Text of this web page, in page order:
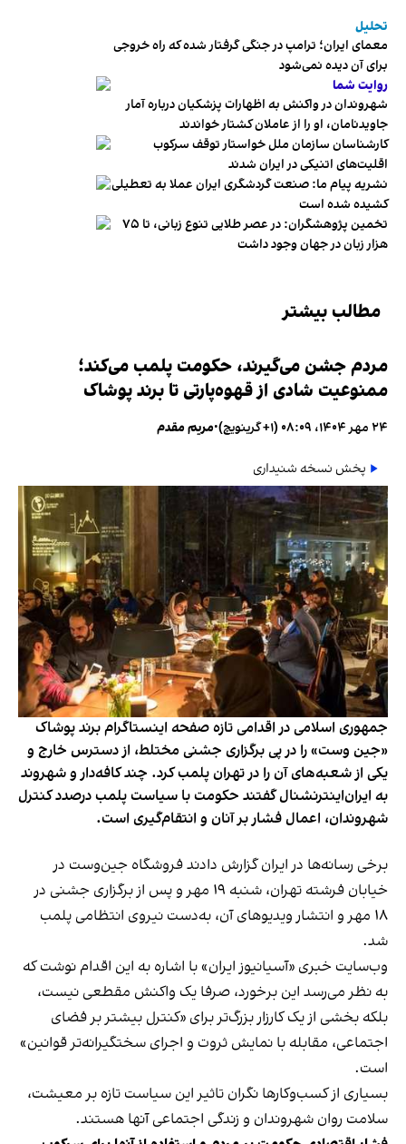
تحلیل
معمای ایران؛ ترامپ در جنگی گرفتار شده که راه خروجی
برای آن دیده نمی‌شود
روایت شما
شهروندان در واکنش به اظهارات پزشکیان درباره آمار
جاویدنامان، او را از عاملان کشتار خواندند
کارشناسان سازمان ملل خواستار توقف سرکوب
اقلیت‌های اتنیکی در ایران شدند
نشریه پیام ما: صنعت گردشگری ایران عملا به تعطیلی
کشیده شده است
تخمین پژوهشگران: در عصر طلایی تنوع زبانی، تا ۷۵
هزار زبان در جهان وجود داشت
مطالب بیشتر
مردم جشن می‌گیرند، حکومت پلمب می‌کند؛
ممنوعیت شادی از قهوه‌پارتی تا برند پوشاک
۲۴ مهر ۱۴۰۴، ۰۸:۰۹ (‎+۱ گرینویچ) •مریم مقدم
پخش نسخه شنیداری
جمهوری اسلامی در اقدامی تازه صفحه اینستاگرام برند پوشاک
«جین وست» را در پی برگزاری جشنی مختلط، از دسترس خارج و
یکی از شعبه‌های آن را در تهران پلمب کرد. چند کافه‌‌دار و شهروند
به ایران‌اینترنشنال گفتند حکومت با سیاست پلمب درصدد کنترل
شهروندان، اعمال فشار بر آنان و انتقام‌گیری است.
برخی رسانه‌ها در ایران گزارش دادند فروشگاه جین‌وست در
خیابان فرشته تهران، شنبه ۱۹ مهر و پس از برگزاری جشنی در
۱۸ مهر و انتشار ویدیوهای آن، به‌دست نیروی انتظامی پلمب
شد.
وب‌سایت خبری «آسیانیوز ایران» با اشاره به این اقدام نوشت که
به نظر می‌رسد این برخورد، صرفا یک واکنش مقطعی نیست،
بلکه بخشی از یک کارزار بزرگ‌تر برای «کنترل بیشتر بر فضای
اجتماعی، مقابله با نمایش ثروت و اجرای سختگیرانه‌تر قوانین»
است.
بسیاری از کسب‌وکارها نگران تاثیر این سیاست‌ تازه بر معیشت،
سلامت روان شهروندان و زندگی اجتماعی آنها هستند.